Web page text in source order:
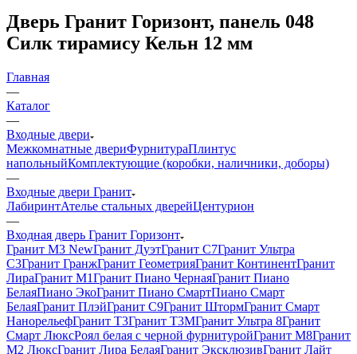
Дверь Гранит Горизонт, панель 048
Силк тирамису Кельн 12 мм
Главная
—
Каталог
—
Входные двери
Межкомнатные двериФурнитураПлинтус
напольныйКомплектующие (коробки, наличники, доборы)
—
Входные двери Гранит
ЛабиринтАтелье стальных дверейЦентурион
—
Входная дверь Гранит Горизонт
Гранит М3 NewГранит ДуэтГранит С7Гранит Ультра
C3Гранит ГранжГранит ГеометрияГранит КонтинентГранит
ЛираГранит М1Гранит Пиано ЧернаяГранит Пиано
БелаяПиано ЭкоГранит Пиано СмартПиано Смарт
БелаяГранит ПлэйГранит С9Гранит ШтормГранит Смарт
НанорельефГранит Т3Гранит Т3МГранит Ультра 8Гранит
Смарт ЛюксРоял белая с черной фурнитуройГранит М8Гранит
М2 ЛюксГранит Лира БелаяГранит ЭксклюзивГранит Лайт